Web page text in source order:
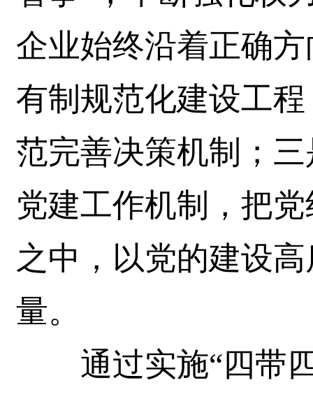
企业始终沿着正确
有制规范化建设工
范完善决策机制；
党建工作机制，把
之中，以党的建设
量。
通过实施“四带四